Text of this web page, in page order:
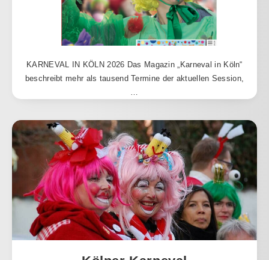
KARNEVAL IN KÖLN 2026 Das Magazin „Karneval in Köln“
beschreibt mehr als tausend Termine der aktuellen Session,